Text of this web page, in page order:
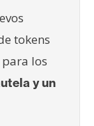
tokens
los
y un